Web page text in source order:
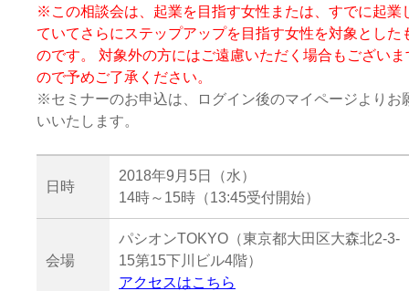
※この相談会は、起業を目指す女性または、すでに起業
ていてさらにステップアップを目指す女性を対象とした
のです。 対象外の方にはご遠慮いただく場合もございま
ので予めご了承ください。
※セミナーのお申込は、ログイン後のマイページよりお
いいたします。
日時
2018年9月5日（水）
14時～15時（13:45受付開始）
会場
パシオンTOKYO（東京都大田区大森北2-3-
15第15下川ビル4階）
アクセスはこちら